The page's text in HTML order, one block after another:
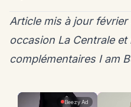
Article mis à jour
occasion La Centrale et
complémentaires I am